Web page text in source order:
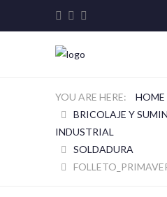
HOME
BRICOLAJE Y
INDUSTRIAL
SOLDADURA